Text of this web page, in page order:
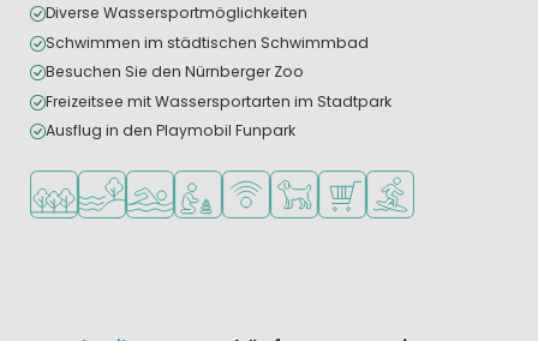
Diverse Wassersportmöglichkeiten
Schwimmen im städtischen Schwimmbad
Besuchen Sie den Nürnberger Zoo
Freizeitsee mit Wassersportarten im Stadtpark
Ausflug in den Playmobil Funpark
In waldreicher Umgebung
Am Wasser
FreibadEmpfohlen für kleine Kinder
WLAN verfügbar
Haustiere erlaubt
Supermarkt/Laden